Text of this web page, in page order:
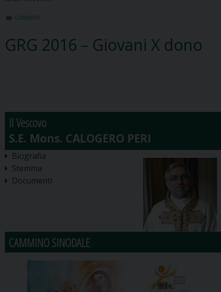
COMMENT
GRG 2016 – Giovani X dono
Il Vescovo
Biografia
Stemma
Documenti
CAMMINO SINODALE